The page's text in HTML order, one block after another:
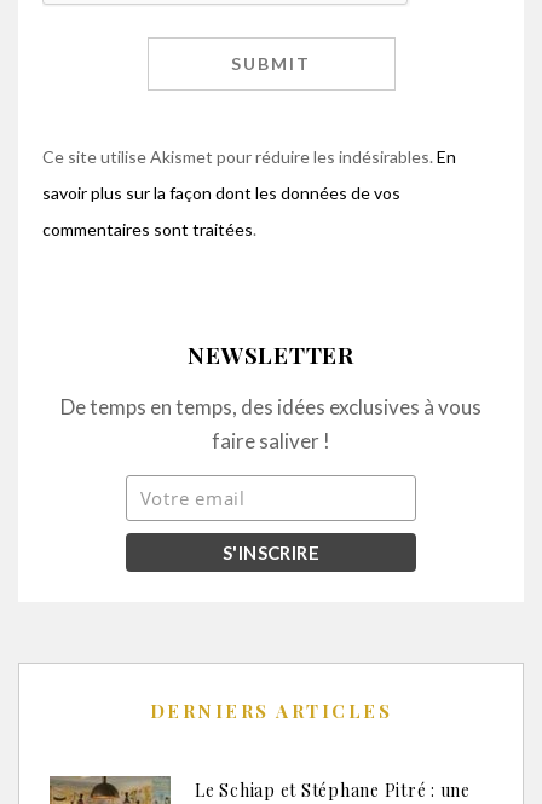
Ce site utilise Akismet pour réduire les indésirables.En
savoir plus sur la façon dont les données de vos
commentaires sont traitées.
NEWSLETTER
De temps en temps, des idées exclusives à vous
faire saliver !
DERNIERS ARTICLES
Le Schiap et Stéphane Pitré : une